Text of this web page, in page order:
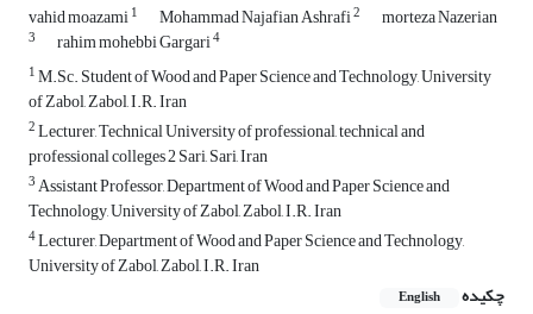
vahid moazami1 Mohammad Najafian Ashrafi2 morteza Nazerian
3 rahim mohebbi Gargari4
1M.Sc. Student of Wood and Paper Science and Technology, University
of Zabol, Zabol, I.R. Iran
2Lecturer, Technical University of professional, technical and
professional colleges 2 Sari, Sari, Iran
3Assistant Professor, Department of Wood and Paper Science and
Technology, University of Zabol, Zabol, I.R. Iran
4Lecturer, Department of Wood and Paper Science and Technology,
University of Zabol, Zabol, I.R. Iran
چکیده
English